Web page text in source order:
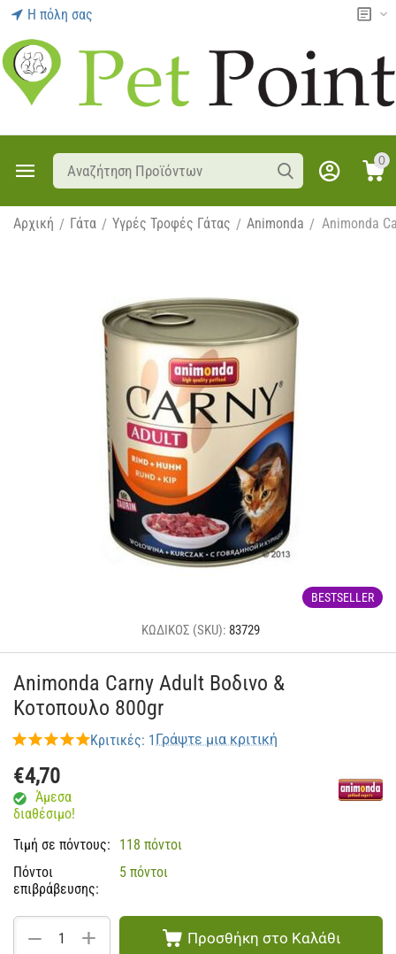
Η πόλη σας
0
Αρχική / Γάτα / Υγρές Τροφές Γάτας / Animonda / Animonda
BESTSELLER
ΚΩΔΙΚΟΣ (SKU): 83729
Animonda Carny Adult Βοδινο &
Κοτοπουλο 800gr
Κριτικές: 1 Γράψτε μια κριτική
€4,70
Άμεσα
διαθέσιμο!
Τιμή σε πόντους:
118 πόντοι
Πόντοι
επιβράβευσης:
5 πόντοι
+
− Προσθήκη στο Καλάθι